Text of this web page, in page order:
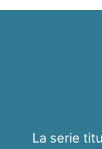
La serie